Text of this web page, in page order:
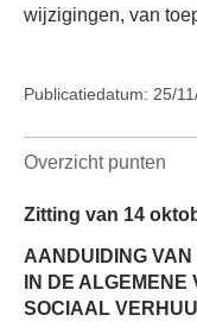
wijzigingen, van
Publicatiedatum: 25/
Overzicht punten
Zitting van 14
AANDUIDING
IN DE
SOCIAAL